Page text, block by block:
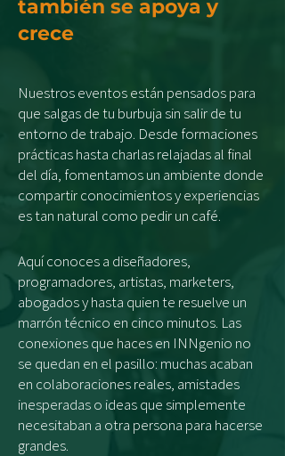
también se apoya y
crece
Nuestros eventos están pensados para
que salgas de tu burbuja sin salir de tu
entorno de trabajo. Desde formaciones
prácticas hasta charlas relajadas al final
del día, fomentamos un ambiente donde
compartir conocimientos y experiencias
es tan natural como pedir un café.
Aquí conoces a diseñadores,
programadores, artistas, marketers,
abogados y hasta quien te resuelve un
marrón técnico en cinco minutos. Las
conexiones que haces en INNgenio no
se quedan en el pasillo: muchas acaban
en colaboraciones reales, amistades
inesperadas o ideas que simplemente
necesitaban a otra persona para hacerse
grandes.